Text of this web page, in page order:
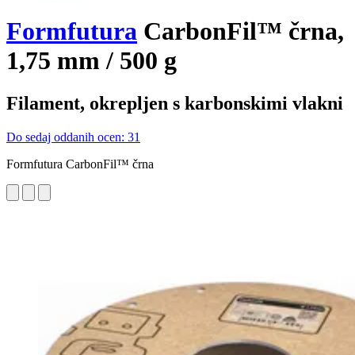
Formfutura CarbonFil™ črna,
1,75 mm / 500 g
Filament, okrepljen s karbonskimi vlakni
Do sedaj oddanih ocen: 31
Formfutura CarbonFil™ črna